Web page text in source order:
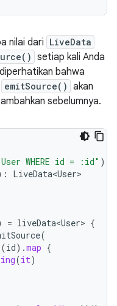
nilai dari LiveData
setiap kali Anda
bahwa
emitSource() akan
sebelumnya.
User WHERE id = :id" )
LiveData<User>
= liveData<User> {
(
(id).map {
(it)